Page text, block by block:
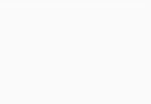
osallistujamäärästä riippuen. Neljään